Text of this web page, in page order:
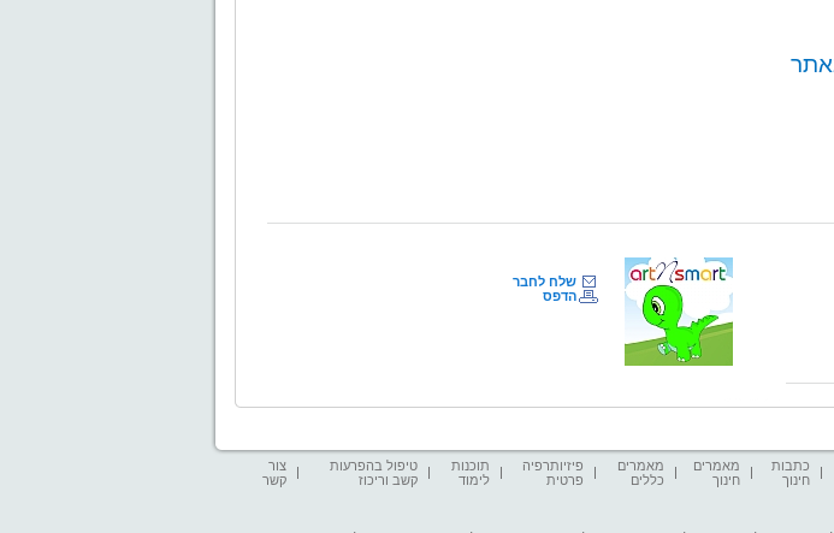
שלח לחבר
הדפס
כתבות
חינוך
מאמרים
חינוך
מאמרים
כללים
פיזיותרפיה
פרטית
תוכנות
לימוד
טיפול בהפרעות
קשב וריכוז
צור
קשר